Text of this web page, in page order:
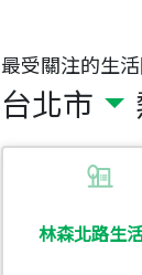
最受關注的生
台北市
林森北路生